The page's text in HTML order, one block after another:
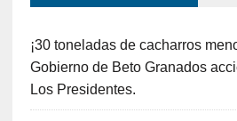
¡30 toneladas de cacharros
Gobierno de Beto Granados
Los Presidentes.